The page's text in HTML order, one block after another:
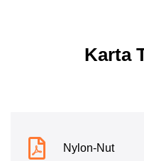
Karta
Nylon-Nut